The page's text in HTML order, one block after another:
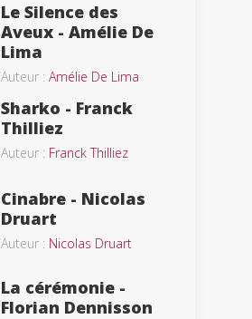
Le Silence des
Aveux - Amélie De
Lima
Auteur : Amélie De Lima
Sharko - Franck
Thilliez
Auteur : Franck Thilliez
Cinabre - Nicolas
Druart
Auteur : Nicolas Druart
La cérémonie -
Florian Dennisson